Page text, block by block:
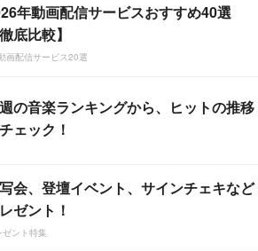
年動画配信サービスおすすめ40選
徹底比較】
画配信サービス20選
の音楽ランキングから、ヒットの推移
ェック！
会、登壇イベント、サインチェキなど
ゼント！
ゼント特集